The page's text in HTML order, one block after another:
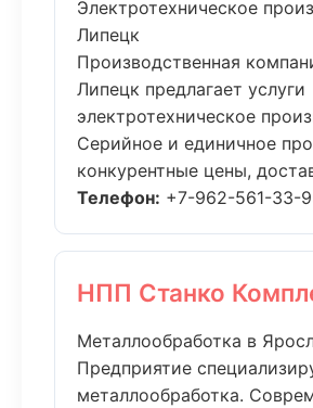
Электротехническое
Липецк
Производственная
Липецк предлагает услуги
электротехническое
Серийное и единичное
конкурентные цены,
Телефон: +7-962-561-33-
НПП Станко
Металлообработка в
Предприятие
металлообработка.